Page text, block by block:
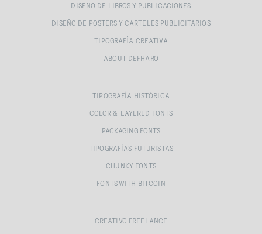
DISEÑO DE LIBROS Y PUBLICACIONES
DISEÑO DE POSTERS Y CARTELES PUBLICITARIOS
TIPOGRAFÍA CREATIVA
ABOUT DEFHARO
TIPOGRAFÍA HISTÓRICA
COLOR & LAYERED FONTS
PACKAGING FONTS
TIPOGRAFÍAS FUTURISTAS
CHUNKY FONTS
FONTS WITH BITCOIN
CREATIVO FREELANCE